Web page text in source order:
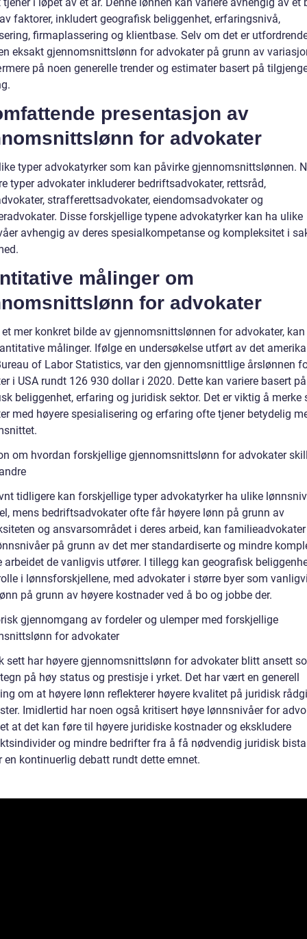
i løpet av et år. Denne lønnen kan variere avhengig av et
faktorer, inkludert geografisk beliggenhet, erfaringsnivå,
firmaplassering og klientbase. Selv om det er
eksakt gjennomsnittslønn for advokater på grunn av
på noen generelle trender og estimater basert på
presentasjon av
for advokater
typer advokatyrker som kan påvirke gjennomsnittslønnen.
typer advokater inkluderer bedriftsadvokater, rettsråd,
strafferettsadvokater, eiendomsadvokater og
Disse forskjellige typene advokatyrker kan ha ulike
avhengig av deres spesialkompetanse og kompleksitet i
målinger om
for advokater
mer konkret bilde av gjennomsnittslønnen for advokater,
målinger. Ifølge en undersøkelse utført av det
of Labor Statistics, var den gjennomsnittlige årslønnen
i USA rundt 126 930 dollar i 2020. Dette kan variere basert på
beliggenhet, erfaring og juridisk sektor. Det er viktig å merke
med høyere spesialisering og erfaring ofte tjener betydelig
om hvordan forskjellige gjennomsnittslønn for advokater
tidligere kan forskjellige typer advokatyrker ha ulike
mens bedriftsadvokater ofte får høyere lønn på grunn av
og ansvarsområdet i deres arbeid, kan
på grunn av det mer standardiserte og mindre
arbeidet de vanligvis utfører. I tillegg kan geografisk
i lønnsforskjellene, med advokater i større byer som
på grunn av høyere kostnader ved å bo og jobbe der.
gjennomgang av fordeler og ulemper med forskjellige
for advokater
sett har høyere gjennomsnittslønn for advokater blitt ansett
på høy status og prestisje i yrket. Det har vært en generell
om at høyere lønn reflekterer høyere kvalitet på juridisk
Imidlertid har noen også kritisert høye lønnsnivåer for
at det kan føre til høyere juridiske kostnader og ekskludere
og mindre bedrifter fra å få nødvendig juridisk
en kontinuerlig debatt rundt dette emnet.